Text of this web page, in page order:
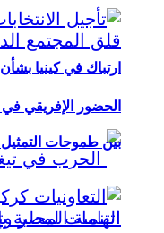
ارتباك في كينيا بشأن
الحضور الإفريقي في
بين طموحات التمثيل